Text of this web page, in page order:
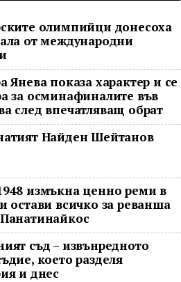
олимпийци донесоха
от международни
Янева показа характер и се
за осминафиналите във
след впечатляващ обрат
Найден Шейтанов
измъкна ценно реми в
остави всичко за реванша
съд – извънредното
което разделя
и днес